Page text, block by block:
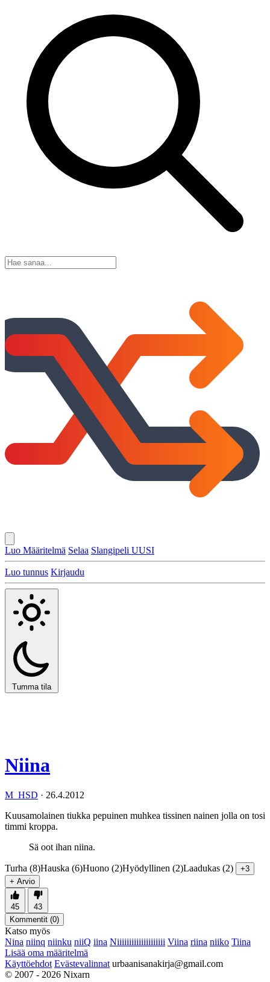
Luo Määritelmä Selaa Slangipeli UUSI
Luo tunnus Kirjaudu
Tumma tila
Niina
M_HSD · 26.4.2012
Kuusamolainen tiukka pepuinen muhkea tissinen nainen jolla on tosi
timmi kroppa.
Sä oot ihan niina.
Turha (8)Hauska (6)Huono (2)Hyödyllinen (2)Laadukas (2)
+3
+ Arvio
45
43
Kommentit (0)
Katso myös
Nina niinq niinku niiQ iina Niiiiiiiiiiiiiiiiiiii Viina riina niiko Tiina
Lisää oma määritelmä
Käyttöehdot Evästevalinnat urbaanisanakirja@gmail.com
© 2007 - 2026 Nixarn